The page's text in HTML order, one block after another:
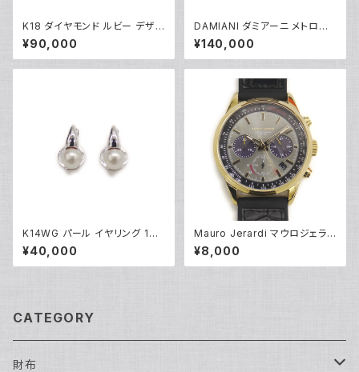
K18 ダイヤモンド ルビー デザイ
ンリング 18金 指輪 8号 Y0491
8
¥90,000
DAMIANI ダミアーニ メトロポ
リタンドリーム 6Pダイヤ ブレス
レット 18金 ピンクゴールド Y0
5086
¥140,000
K14WG パール イヤリング 14
金 クリップ式 Y05249
¥40,000
Mauro Jerardi マウロジェラル
ディ ソーラー クロノグラフ 腕時
計 MJ063-5 グレー文字盤 Y0
5271
¥8,000
CATEGORY
財布